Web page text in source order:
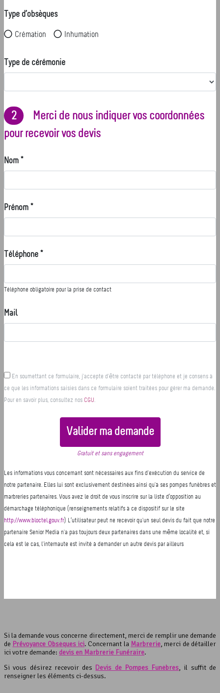
Si la demande vous concerne directement, merci de remplir une demande
de Prévoyance Obsèques ici. Concernant la Marbrerie, merci de détailler
ici votre demande: devis en Marbrerie Funéraire.
Si vous désirez recevoir des Devis de Pompes Funèbres, il suffit de
renseigner les éléments ci-dessus.